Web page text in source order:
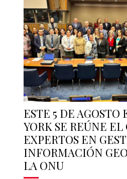
ESTE 5 DE AGOSTO
YORK SE REÚNE
EXPERTOS EN
INFORMACIÓN
LA ONU